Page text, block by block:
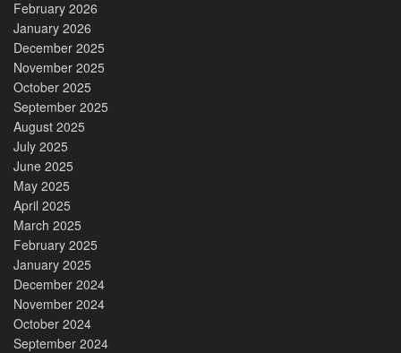
February 2026
January 2026
December 2025
November 2025
October 2025
September 2025
August 2025
July 2025
June 2025
May 2025
April 2025
March 2025
February 2025
January 2025
December 2024
November 2024
October 2024
September 2024